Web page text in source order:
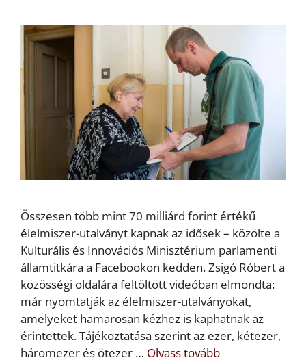
Összesen több mint 70 milliárd forint értékű
élelmiszer-utalványt kapnak az idősek – közölte a
Kulturális és Innovációs Minisztérium parlamenti
államtitkára a Facebookon kedden. Zsigó Róbert a
közösségi oldalára feltöltött videóban elmondta:
már nyomtatják az élelmiszer-utalványokat,
amelyeket hamarosan kézhez is kaphatnak az
érintettek. Tájékoztatása szerint az ezer, kétezer,
háromezer és ötezer … Olvass tovább